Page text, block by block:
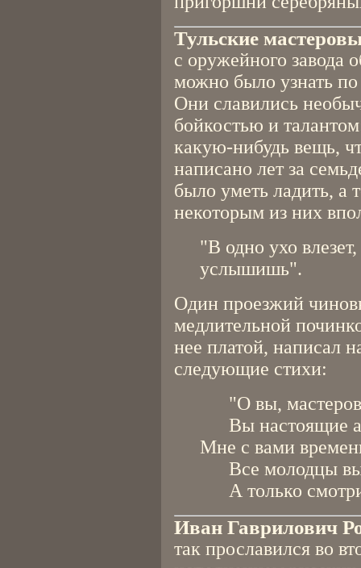
Тульские
с оружейного завода
можно было узнать
Они славились
бойкостью и
какую-нибудь вещь,
написано лет за
было уметь ладить, а
некоторым из них
"В одно ухо
услышишь".
Один проезжий
медлительной
нее платой, написал
следующие стихи:
"О вы,
Вы настоящие
Мне с вами
Все молодцы вы
А только
Иван Гаврилович
так прославился во